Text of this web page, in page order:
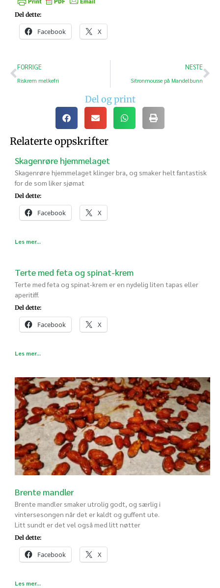
Del dette:
Facebook X
FORRIGE
Riskrem melkefri
NESTE
Sitronmousse på Mandelbunn
Del og print
Relaterte oppskrifter
Skagenrøre hjemmelaget
Skagenrøre hjemmelaget klinger bra, og smaker helt fantastisk
for de som liker sjømat
Del dette:
Facebook X
Les mer...
Terte med feta og spinat-krem
Terte med feta og spinat-krem er en nydelig liten tapas eller
aperitiff.
Del dette:
Facebook X
Les mer...
Brente mandler
Brente mandler smaker utrolig godt, og særlig i
vintersesongen når det er kaldt og guffent ute.
Litt sundt er det vel også med litt nøtter
Del dette:
Facebook X
Les mer...